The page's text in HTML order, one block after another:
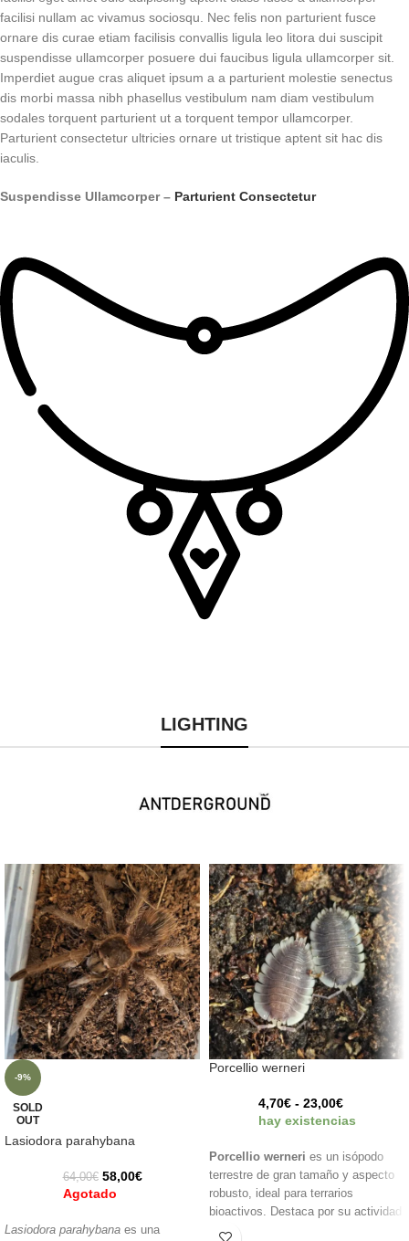
facilisi nullam ac vivamus sociosqu. Nec felis non parturient fusce
ornare dis curae etiam facilisis convallis ligula leo litora dui suscipit
suspendisse ullamcorper posuere dui faucibus ligula ullamcorper sit.
Imperdiet augue cras aliquet ipsum a a parturient molestie senectus
dis morbi massa nibh phasellus vestibulum nam diam vestibulum
sodales torquent parturient ut a torquent tempor ullamcorper.
Parturient consectetur ultricies ornare ut tristique aptent sit hac dis
iaculis.
Suspendisse Ullamcorper – Parturient Consectetur
LIGHTING
-9%
SOLD
OUT
Lasiodora parahybana
64,00€ 58,00€
Agotado
Lasiodora parahybana es una
Porcellio werneri
4,70€ - 23,00€
hay existencias
Porcellio werneri es un isópodo
terrestre de gran tamaño y aspecto
robusto, ideal para terrarios
bioactivos. Destaca por su actividad
y por su importante función como